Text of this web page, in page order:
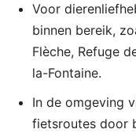
Voor
binnen bereik,
Flèche, Refuge
la-Fontaine.
In de omgeving
fietsroutes door